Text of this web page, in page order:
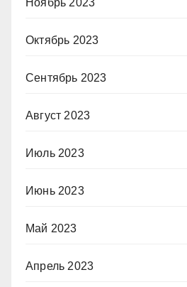
Ноябрь 2023
Октябрь 2023
Сентябрь 2023
Август 2023
Июль 2023
Июнь 2023
Май 2023
Апрель 2023